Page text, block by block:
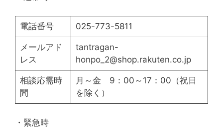
電話番号 025-773-5811
メールアド
レス
tantragan-
honpo_2@shop.rakuten.co.jp
相談応需時
間
月～金 9：00～17：00（祝日
を除く）
・緊急時